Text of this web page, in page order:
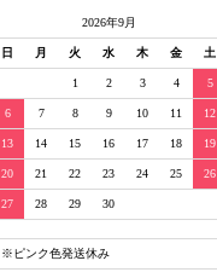
2026年9月
日 月 火 水 木 金 土
1 2 3 4 5
6 7 8 9 10 11 12
13 14 15 16 17 18 19
20 21 22 23 24 25 26
27 28 29 30
※ピンク色発送休み